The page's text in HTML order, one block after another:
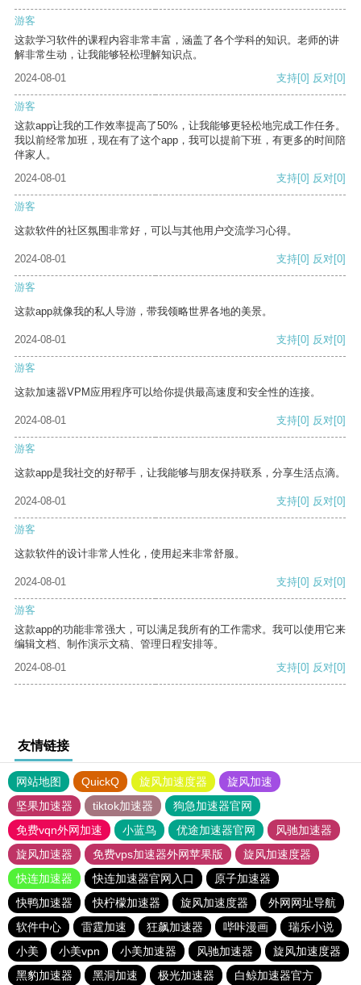
游客
这款学习软件的课程内容非常丰富，涵盖了各个学科的知识。老师的讲
解非常生动，让我能够轻松理解知识点。
2024-08-01
支持[0] 反对[0]
游客
这款app让我的工作效率提高了50%，让我能够更轻松地完成工作任务。
我以前经常加班，现在有了这个app，我可以提前下班，有更多的时间陪
伴家人。
2024-08-01
支持[0] 反对[0]
游客
这款软件的社区氛围非常好，可以与其他用户交流学习心得。
2024-08-01 支持[0] 反对[0]
游客
这款app就像我的私人导游，带我领略世界各地的美景。
2024-08-01 支持[0] 反对[0]
游客
这款加速器VPM应用程序可以给你提供最高速度和安全性的连接。
2024-08-01 支持[0] 反对[0]
游客
这款app是我社交的好帮手，让我能够与朋友保持联系，分享生活点滴。
2024-08-01 支持[0] 反对[0]
游客
这款软件的设计非常人性化，使用起来非常舒服。
2024-08-01 支持[0] 反对[0]
游客
这款app的功能非常强大，可以满足我所有的工作需求。我可以使用它来
编辑文档、制作演示文稿、管理日程安排等。
2024-08-01
支持[0] 反对[0]
友情链接
网站地图 QuickQ 旋风加速度器
旋风加速
坚果加速器
tiktok加速器
狗急加速器官网
免费vqn外网加速
小蓝鸟 优途加速器官网
风驰加速器
旋风加速器
免费vps加速器外网苹果版
旋风加速度器
快连加速器
快连加速器官网入口
原子加速器
快鸭加速器
快柠檬加速器 旋风加速度器
外网网址导航
软件中心
雷霆加速 狂飙加速器 哔咔漫画
瑞乐小说
小美
小美vpn 小美加速器 风驰加速器
旋风加速度器
黑豹加速器
黑洞加速 极光加速器 白鲸加速器官方